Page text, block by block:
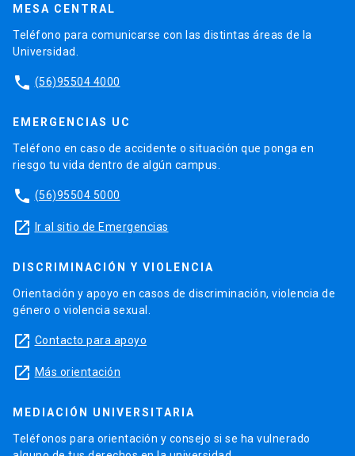
MESA CENTRAL
Teléfono para comunicarse con las distintas áreas de la
Universidad.
phone (56)95504 4000
EMERGENCIAS UC
Teléfono en caso de accidente o situación que ponga en
riesgo tu vida dentro de algún campus.
phone (56)95504 5000
launch Ir al sitio de Emergencias
DISCRIMINACIÓN Y VIOLENCIA
Orientación y apoyo en casos de discriminación, violencia de
género o violencia sexual.
launch Contacto para apoyo
launch Más orientación
MEDIACIÓN UNIVERSITARIA
Teléfonos para orientación y consejo si se ha vulnerado